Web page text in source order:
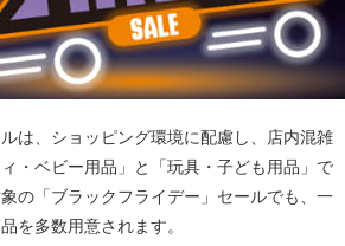
は、ショッピング環境に配慮し、店内混雑
・ベビー用品」と「玩具・子ども用品」で
の「ブラックフライデー」セールでも、一
を多数用意されます。